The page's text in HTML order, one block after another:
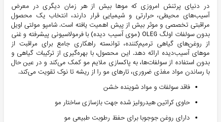
در دنیای پرتنش امروزی که موها بیش از هر زمان دیگری در معرض
آسیب‌های محیطی، حرارتی و شیمیایی قرار دارند، انتخاب یک محصول
مراقبتی تخصصی و موثر بیش از پیش اهمیت یافته است. شامپو مولتی اویل
بدون سولفات اولگ OLEG (موی آسیب دیده) با فرمولاسیونی پیشرفته و غنی
از روغن‌های گیاهی ترمیم‌کننده، توانسته راهکاری جامع برای مراقبت از
موهای آسیب‌دیده ارائه دهد. این محصول، با بهره‌گیری از ترکیبات گیاهی و
بدون استفاده از سولفات‌ها، به پاکسازی ملایم مو کمک می‌کند و در عین حال
با رساندن مواد مغذی ضروری، تارهای مو را از ریشه تا نوک تقویت می‌کند.
فاقد سولفات و مواد شوینده خشن
حاوی کراتین هیدرولیز شده جهت بازسازی ساختار مو
دارای روغن جوجوبا برای حفظ رطوبت طبیعی مو